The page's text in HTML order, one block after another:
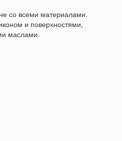
со всеми материалами.
и поверхностями,
маслами.